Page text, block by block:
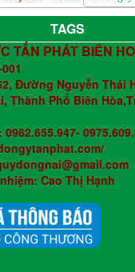
TAGS
TẤN PHÁT BIÊN
Đường Nguyễn Thái
Thành Phố Biên
Cao Thị Hạnh